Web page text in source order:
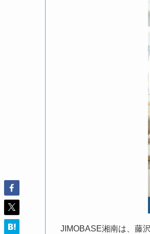
JIMOBASE湘南は、藤